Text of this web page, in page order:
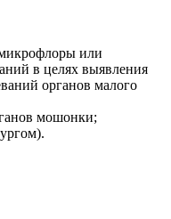
или
в целях выявления
органов малого
мошонки;